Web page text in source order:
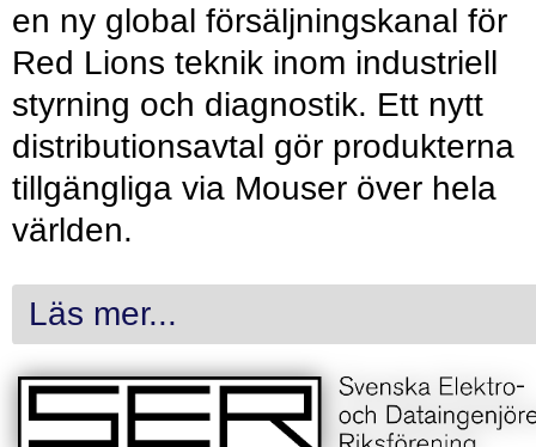
en ny global försäljningskanal för
Red Lions teknik inom industriell
styrning och diagnostik. Ett nytt
distributionsavtal gör produkterna
tillgängliga via Mouser över hela
världen.
Läs mer...